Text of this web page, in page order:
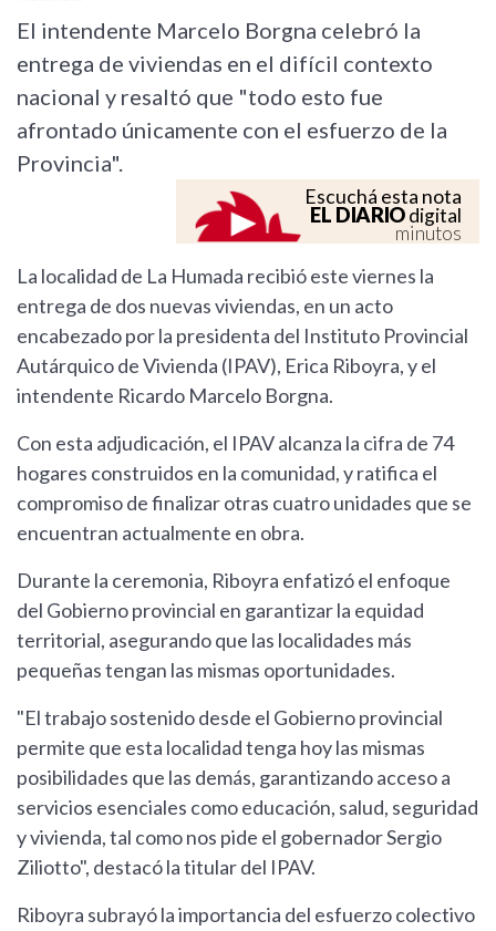
El intendente Marcelo Borgna celebró la
entrega de viviendas en el difícil contexto
nacional y resaltó que "todo esto fue
afrontado únicamente con el esfuerzo de la
Provincia".
Escuchá esta nota
EL DIARIOdigital
minutos
La localidad de La Humada recibió este viernes la
entrega de dos nuevas viviendas, en un acto
encabezado por la presidenta del Instituto Provincial
Autárquico de Vivienda (IPAV), Erica Riboyra, y el
intendente Ricardo Marcelo Borgna.
Con esta adjudicación, el IPAV alcanza la cifra de 74
hogares construidos en la comunidad, y ratifica el
compromiso de finalizar otras cuatro unidades que se
encuentran actualmente en obra.
Durante la ceremonia, Riboyra enfatizó el enfoque
del Gobierno provincial en garantizar la equidad
territorial, asegurando que las localidades más
pequeñas tengan las mismas oportunidades.
"El trabajo sostenido desde el Gobierno provincial
permite que esta localidad tenga hoy las mismas
posibilidades que las demás, garantizando acceso a
servicios esenciales como educación, salud, seguridad
y vivienda, tal como nos pide el gobernador Sergio
Ziliotto", destacó la titular del IPAV.
Riboyra subrayó la importancia del esfuerzo colectivo